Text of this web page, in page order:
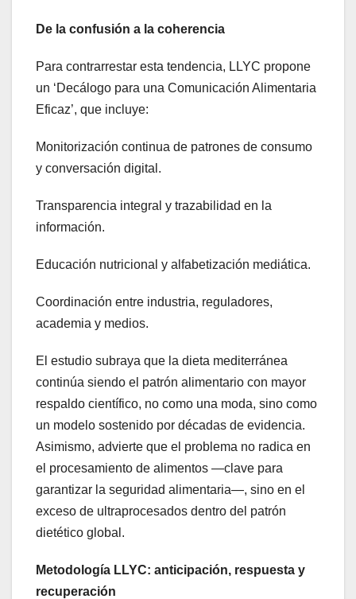
De la confusión a la coherencia
Para contrarrestar esta tendencia, LLYC propone
un ‘Decálogo para una Comunicación Alimentaria
Eficaz’, que incluye:
Monitorización continua de patrones de consumo
y conversación digital.
Transparencia integral y trazabilidad en la
información.
Educación nutricional y alfabetización mediática.
Coordinación entre industria, reguladores,
academia y medios.
El estudio subraya que la dieta mediterránea
continúa siendo el patrón alimentario con mayor
respaldo científico, no como una moda, sino como
un modelo sostenido por décadas de evidencia.
Asimismo, advierte que el problema no radica en
el procesamiento de alimentos —clave para
garantizar la seguridad alimentaria—, sino en el
exceso de ultraprocesados dentro del patrón
dietético global.
Metodología LLYC: anticipación, respuesta y
recuperación